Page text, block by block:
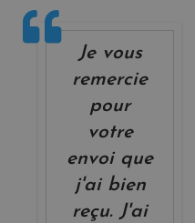
Je vous
remercie
pour
votre
envoi que
j'ai bien
reçu. J'ai